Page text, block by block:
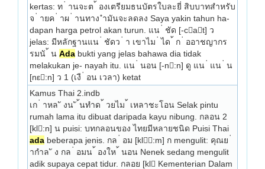
kertas: ท ่ านจะต ้ องเตรียมธนบัตรใบละยี่ สิบบาทสำหรับ
จ ่ ายค ่ าผ ่ านทาง ำมันจะลดลง Saya yakin tahun ha-
dapan harga petrol akan turun. แน ่ ชัด [-cat] ว
jelas: มีหลักฐานแน ่ ชัดว ่ า เขาไม ่ ได ้ ก ่ ออาชญากร
รมนั ้ น Ada bukti yang jelas bahawa dia tidak
melakukan je- nayah itu. แน ่ นอน [-n:n] ดู แน ่ แน ่ น
[nε:n] ว 1 (เงื ่ อน เวลา) ketat
Kamus Thai 2.indb
เก ่ าหล ั งน ั ้นทำด ้ วยไม ้ เหลาชะโอน Selak pintu
rumah lama itu dibuat daripada kayu nibung. กลอน 2
ada beberapa jenis. กล ่ อม [kl:m] ก mengulit: คุณย ่
ากำล ั ง กล ่ อมน ้ องให ้ นอน Nenek sedang mengulit
adik supaya cepat tidur. กลอย [kl Kementerian Dalam